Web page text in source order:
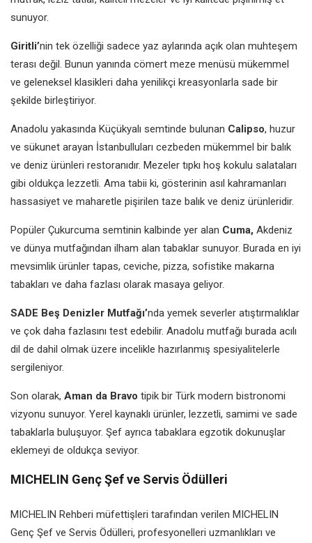
sunuyor.
Giritli’nin tek özelliği sadece yaz aylarında açık olan muhteşem
terası değil. Bunun yanında cömert meze menüsü mükemmel
ve geleneksel klasikleri daha yenilikçi kreasyonlarla sade bir
şekilde birleştiriyor.
Anadolu yakasında Küçükyalı semtinde bulunan Calipso, huzur
ve sükunet arayan İstanbulluları cezbeden mükemmel bir balık
ve deniz ürünleri restoranıdır. Mezeler tıpkı hoş kokulu salataları
gibi oldukça lezzetli. Ama tabii ki, gösterinin asıl kahramanları
hassasiyet ve maharetle pişirilen taze balık ve deniz ürünleridir.
Popüler Çukurcuma semtinin kalbinde yer alan Cuma, Akdeniz
ve dünya mutfağından ilham alan tabaklar sunuyor. Burada en iyi
mevsimlik ürünler tapas, ceviche, pizza, sofistike makarna
tabakları ve daha fazlası olarak masaya geliyor.
SADE Beş Denizler Mutfağı’nda yemek severler atıştırmalıklar
ve çok daha fazlasını test edebilir. Anadolu mutfağı burada acılı
dil de dahil olmak üzere incelikle hazırlanmış spesiyalitelerle
sergileniyor.
Son olarak, Aman da Bravo tipik bir Türk modern bistronomi
vizyonu sunuyor. Yerel kaynaklı ürünler, lezzetli, samimi ve sade
tabaklarla buluşuyor. Şef ayrıca tabaklara egzotik dokunuşlar
eklemeyi de oldukça seviyor.
MICHELIN Genç Şef ve Servis Ödülleri
MICHELIN Rehberi müfettişleri tarafından verilen MICHELIN
Genç Şef ve Servis Ödülleri, profesyonelleri uzmanlıkları ve